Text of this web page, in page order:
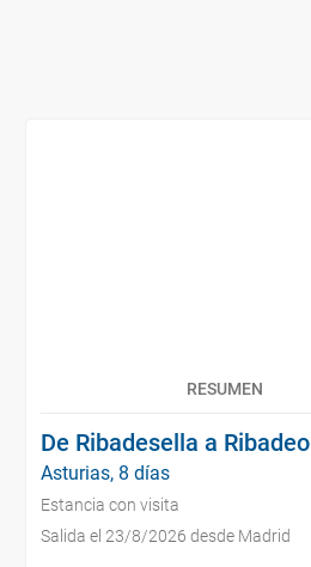
RESUMEN
De Ribadesella a Ribadeo
Asturias, 8 días
Estancia con visita
Salida el 23/8/2026 desde Madrid